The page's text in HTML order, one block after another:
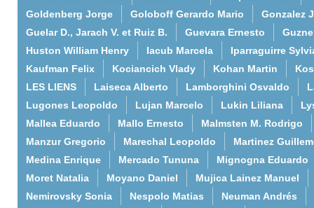
Goldenberg Jorge
Goloboff Gerardo Mario
Gonzalez
Guelar D., Jarach V. et Ruiz B.
Guevara Ernesto
Huston William Henry
Iacub Marcela
Iparraguirre
Kaufman Felix
Kociancich Vlady Kohan Martin
LES LIENS
Laiseca Alberto Lamborghini Osvaldo
Lugones Leopoldo
Lujan Marcelo Lukin Liliana
Mallea Eduardo
Mallo Ernesto
Malmsten M. Rodrigo
Manzur Gregorio
Marechal Leopoldo
Martinez
Medina Enrique
Mercado Tununa
Mignogna Eduardo
Moret Natalia
Moyano Daniel
Mujica Lainez Manuel
Nemirovsky Sonia
Nespolo Matias
Neuman Andrés